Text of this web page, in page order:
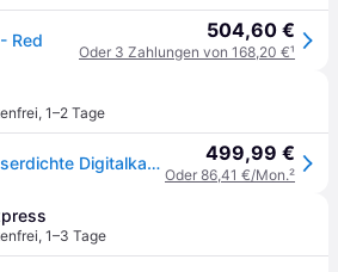
Red 504,60 €
Oder 3 Zahlungen von 168,20 €¹
, 1–2 Tage
Om System Tg-7 Wasserdichte Digitalkamera Tg7 Rot Neuware 499,99 €
Oder 86,41 €/Mon.²
, 1–3 Tage